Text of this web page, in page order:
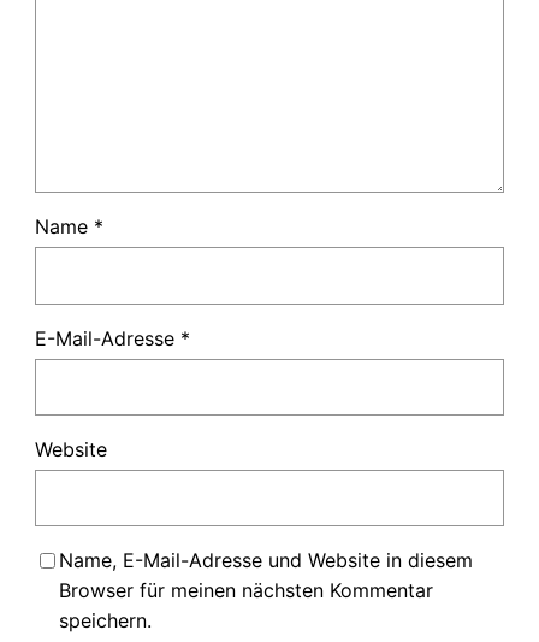
Name *
E-Mail-Adresse *
Website
Name, E-Mail-Adresse und Website in diesem
Browser für meinen nächsten Kommentar
speichern.